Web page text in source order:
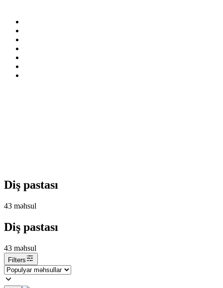
Diş pastası
43 məhsul
Diş pastası
43 məhsul
Filters